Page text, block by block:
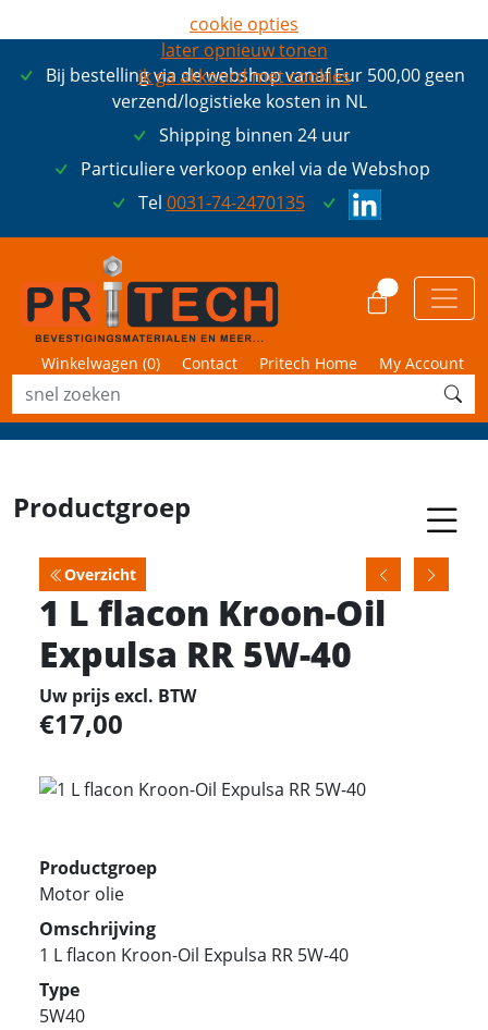
Bij bestelling via de webshop vanaf Eur 500,00 geen
verzend/logistieke kosten in NL
Shipping binnen 24 uur
Particuliere verkoop enkel via de Webshop
Tel 0031-74-2470135
Winkelwagen (0) Contact Pritech Home My Account
Productgroep
Overzicht
1 L flacon Kroon-Oil
Expulsa RR 5W-40
Uw prijs excl. BTW
17,00
Productgroep
Motor olie
Omschrijving
1 L flacon Kroon-Oil Expulsa RR 5W-40
Type
5W40
cookie opties
later opnieuw tonen
ik ga akkoord met cookies